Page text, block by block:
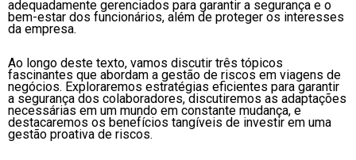
adequadamente gerenciados para garantir a segurança e o
bem-estar dos funcionários, além de proteger os interesses
da empresa.
Ao longo deste texto, vamos discutir três tópicos
fascinantes que abordam a gestão de riscos em viagens de
negócios. Exploraremos estratégias eficientes para garantir
a segurança dos colaboradores, discutiremos as adaptações
necessárias em um mundo em constante mudança, e
destacaremos os benefícios tangíveis de investir em uma
gestão proativa de riscos.